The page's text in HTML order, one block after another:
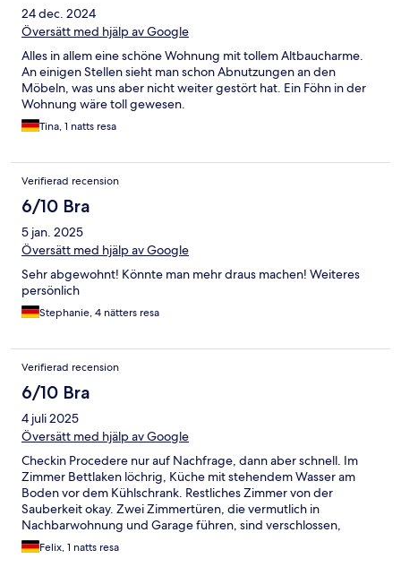
24 dec. 2024
Översätt med hjälp av Google
Alles in allem eine schöne Wohnung mit tollem Altbaucharme.
An einigen Stellen sieht man schon Abnutzungen an den
Möbeln, was uns aber nicht weiter gestört hat. Ein Föhn in der
Wohnung wäre toll gewesen.
Tina, 1 natts resa
Verifierad recension
6/10 Bra
5 jan. 2025
Översätt med hjälp av Google
Sehr abgewohnt! Könnte man mehr draus machen! Weiteres
persönlich
Stephanie, 4 nätters resa
Verifierad recension
6/10 Bra
4 juli 2025
Översätt med hjälp av Google
Checkin Procedere nur auf Nachfrage, dann aber schnell. Im
Zimmer Bettlaken löchrig, Küche mit stehendem Wasser am
Boden vor dem Kühlschrank. Restliches Zimmer von der
Sauberkeit okay. Zwei Zimmertüren, die vermutlich in
Nachbarwohnung und Garage führen, sind verschlossen,
vermitteln kein hohes Sicherheitsgefühl. Bushaltestellen nahe
(Mittelmarkt und Gymnasium).
Felix, 1 natts resa